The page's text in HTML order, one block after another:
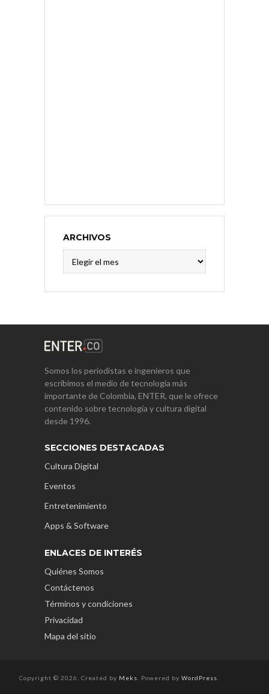
ARCHIVOS
Somos los periodistas e ingenieros que
escribimos el medio de tecnología más
importante de Colombia, ENTER, que le ofrece
contenido sobre tecnología y cultura digital
desde 1996.
SECCIONES DESTACADAS
Cultura Digital
Eventos
Entretenimiento
Apps & Software
ENLACES DE INTERÉS
Quiénes Somos
Contáctenos
Términos y condiciones
Privacidad
Mapa del sitio
Copyright © 2026. Created by Meks . Powered by WordPress